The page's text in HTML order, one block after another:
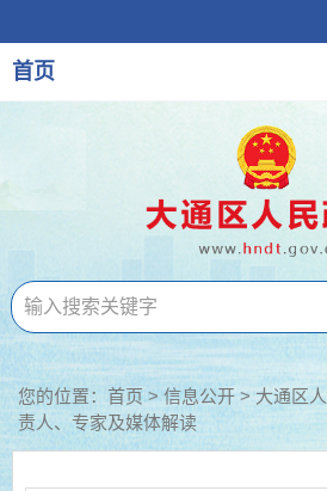
首页
您的位置： 首页>信息公开> 大通区
责人、专家及媒体解读